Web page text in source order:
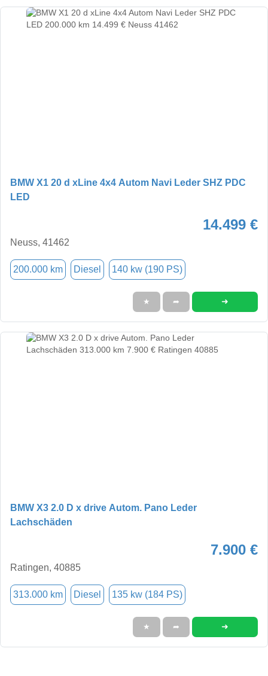
BMW X1 20 d xLine 4x4 Autom Navi Leder SHZ PDC
LED
14.499 €
Neuss, 41462
200.000 km Diesel 140 kw (190 PS)
★ ➦ ➜
BMW X3 2.0 D x drive Autom. Pano Leder
Lachschäden
7.900 €
Ratingen, 40885
313.000 km Diesel 135 kw (184 PS)
★ ➦ ➜